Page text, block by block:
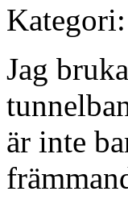
Jag
är inte